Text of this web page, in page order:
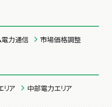
電力通信 市場価格調整
リア 中部電力エリア